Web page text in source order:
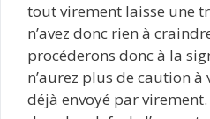
tout virement laisse une
n’avez donc rien à
procéderons donc à la
n’aurez plus de caution à
déjà envoyé par